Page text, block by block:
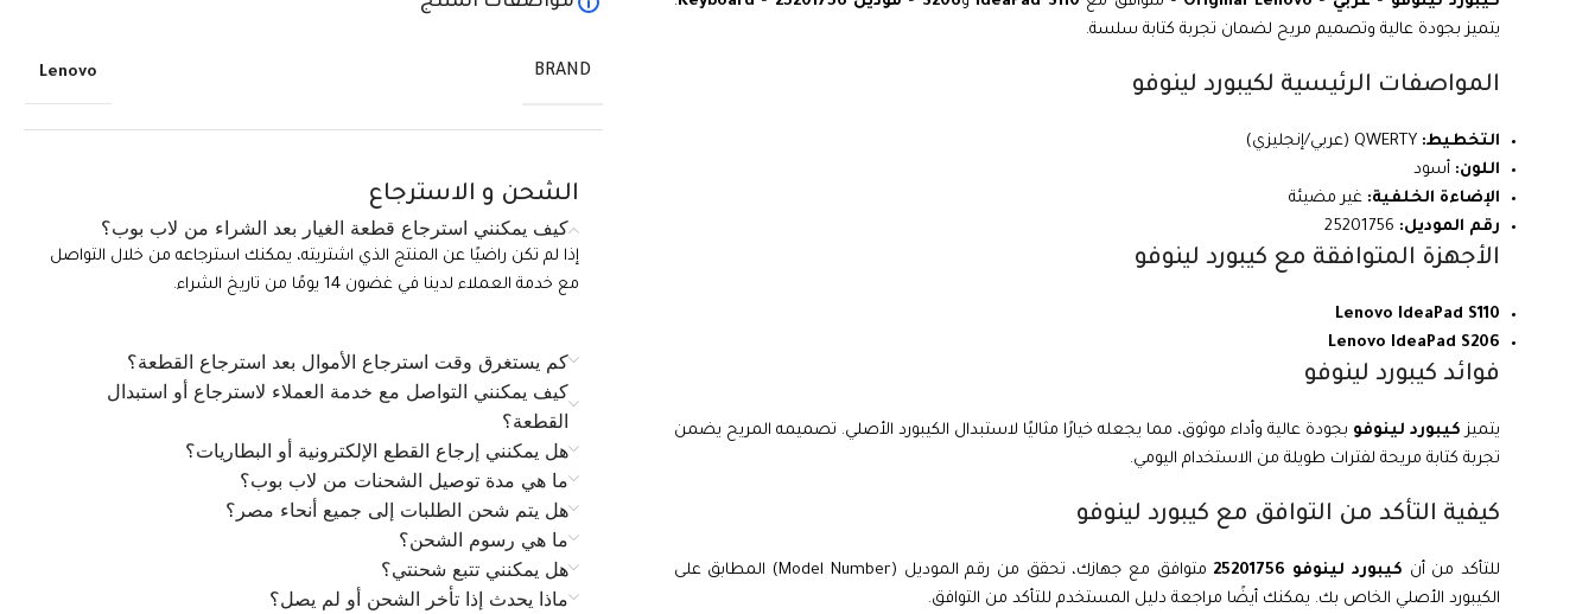
يتميز بجودة عالية وتصميم مريح لضمان تجربة كتابة سلسة.
المواصفات الرئيسية لكيبورد لينوفو
التخطيط:
اللون: أسود
الإضاءة الخلفية: غير مضيئة
رقم الموديل:
الأجهزة المتوافقة مع كيبورد لينوفو
Lenovo IdeaPad S110
Lenovo IdeaPad S206
فوائد كيبورد لينوفو
يتميز كيبورد لينوفو بجودة عالية وأداء موثوق، مما يجعله خيارًا مثاليًا لاستبدال الكيبورد الأصلي. تصميمه المريح يضمن
تجربة كتابة مريحة لفترات طويلة من الاستخدام اليومي.
كيفية التأكد من التوافق مع كيبورد لينوفو
للتأكد من أن كيبورد لينوفو 25201756
متوافق مع جهازك، تحقق من رقم الموديل (Model Number) المطابق على
الكيبورد الأصلي الخاص بك. يمكنك أيضًا مراجعة دليل المستخدم للتأكد من التوافق.
BRAND
Lenovo
الشحن و الاسترجاع
كيف يمكنني استرجاع قطعة الغيار بعد الشراء من لاب بوب؟
إذا لم تكن راضيًا عن المنتج الذي اشتريته، يمكنك استرجاعه من خلال التواصل
مع خدمة العملاء لدينا في غضون 14 يومًا من تاريخ الشراء.
كم يستغرق وقت استرجاع الأموال بعد استرجاع القطعة؟
كيف يمكنني التواصل مع خدمة العملاء لاسترجاع أو استبدال
القطعة؟
هل يمكنني إرجاع القطع الإلكترونية أو البطاريات؟
ما هي مدة توصيل الشحنات من لاب بوب؟
هل يتم شحن الطلبات إلى جميع أنحاء مصر؟
ما هي رسوم الشحن؟
هل يمكنني تتبع شحنتي؟
ماذا يحدث إذا تأخر الشحن أو لم يصل؟